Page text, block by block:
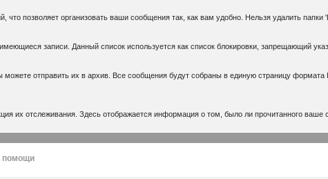
позволяет организовать ваши сообщения так, как вам удобно. Нельзя удалить
записи. Данный список используется как список блокировки, запрещающий
отправить их в архив. Все сообщения будут собраны в единую страницу формата
их отслеживания. Здесь отображается информация о том, было ли прочитанного ваше
помощи